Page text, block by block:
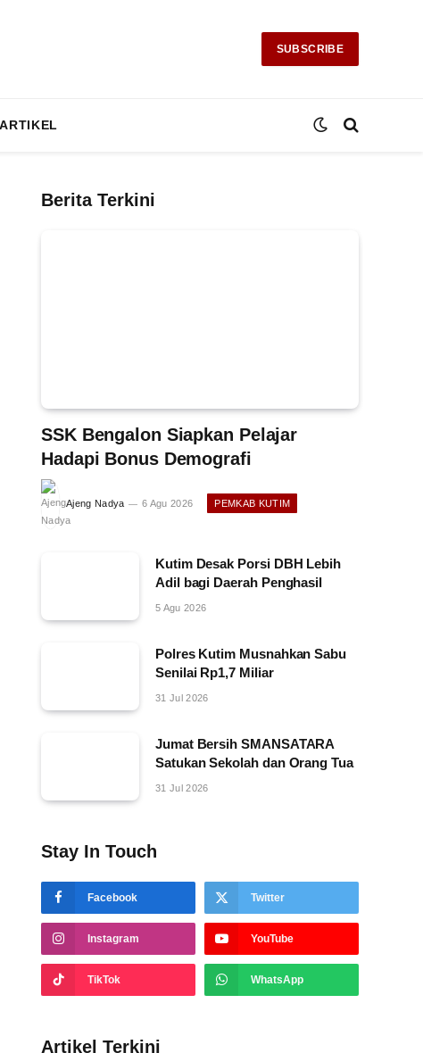
SUBSCRIBE
ARTIKEL
Berita Terkini
SSK Bengalon Siapkan Pelajar
Hadapi Bonus Demografi
Ajeng Nadya 6 Agu 2026 PEMKAB KUTIM
Kutim Desak Porsi DBH Lebih
Adil bagi Daerah Penghasil
5 Agu 2026
Polres Kutim Musnahkan Sabu
Senilai Rp1,7 Miliar
31 Jul 2026
Jumat Bersih SMANSATARA
Satukan Sekolah dan Orang Tua
31 Jul 2026
Stay In Touch
Facebook Twitter
Instagram YouTube
TikTok WhatsApp
Artikel Terkini